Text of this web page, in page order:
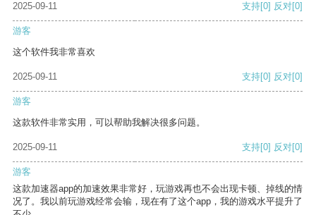
2025-09-11
支持[0] 反对[0]
游客
这个软件我非常喜欢
2025-09-11 支持[0] 反对[0]
游客
这款软件非常实用，可以帮助我解决很多问题。
2025-09-11 支持[0] 反对[0]
游客
这款加速器app的加速效果非常好，玩游戏再也不会出现卡顿、掉线的情
况了。我以前玩游戏经常会输，现在有了这个app，我的游戏水平提升了